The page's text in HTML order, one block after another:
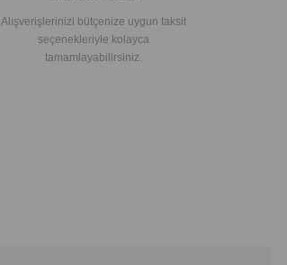
Alışverişlerinizi bütçenize uygun taksit
seçenekleriyle kolayca
tamamlayabilirsiniz.